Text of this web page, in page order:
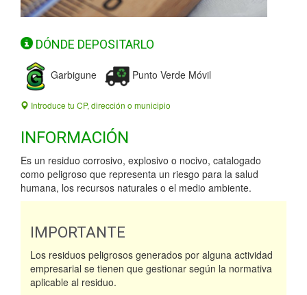
DÓNDE DEPOSITARLO
Garbigune Punto Verde Móvil
Introduce tu CP, dirección o municipio
INFORMACIÓN
Es un residuo corrosivo, explosivo o nocivo, catalogado
como peligroso que representa un riesgo para la salud
humana, los recursos naturales o el medio ambiente.
IMPORTANTE
Los residuos peligrosos generados por alguna actividad
empresarial se tienen que gestionar según la normativa
aplicable al residuo.